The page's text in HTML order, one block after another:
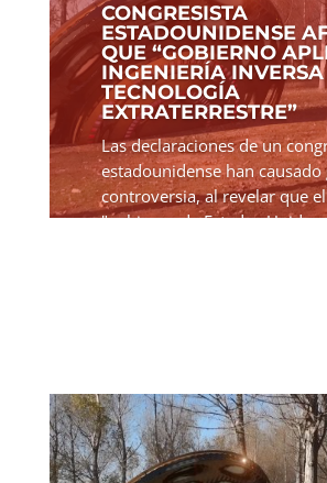
CONGRESISTA
ESTADOUNIDENSE
QUE “GOBIERNO
INGENIERÍA
TECNOLOGÍA
EXTRATERRESTRE”
Las declaraciones de un
estadounidense han causado
controversia, al revelar que el
"gobierno de Estados Unidos